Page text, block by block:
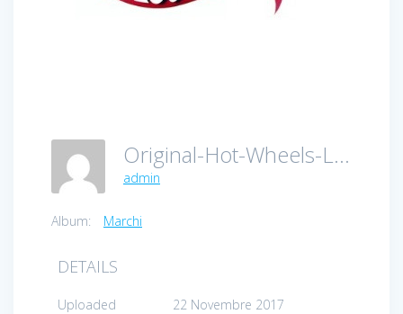
Original-Hot-Wheels-Logo
admin
Album: Marchi
DETAILS
Uploaded 22 Novembre 2017